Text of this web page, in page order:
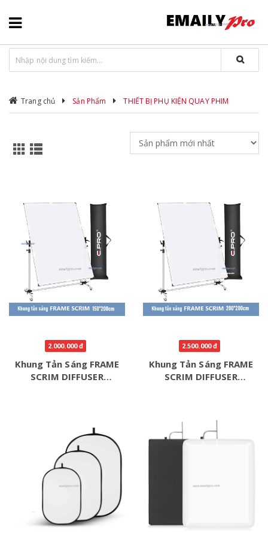
Trang chủ Sản Phẩm THIẾT BỊ PHỤ KIỆN QUAY PHIM
2.000.000 đ
Khung Tản Sáng FRAME
SCRIM DIFFUSER
2.500.000 đ
Khung Tản Sáng FRAME
SCRIM DIFFUSER